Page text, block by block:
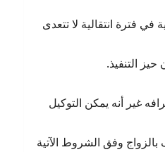
فترة انتقالية لا تتعدى
التنفيذ.
غير أنه يمكن التوكيل
وفق الشروط الآتية